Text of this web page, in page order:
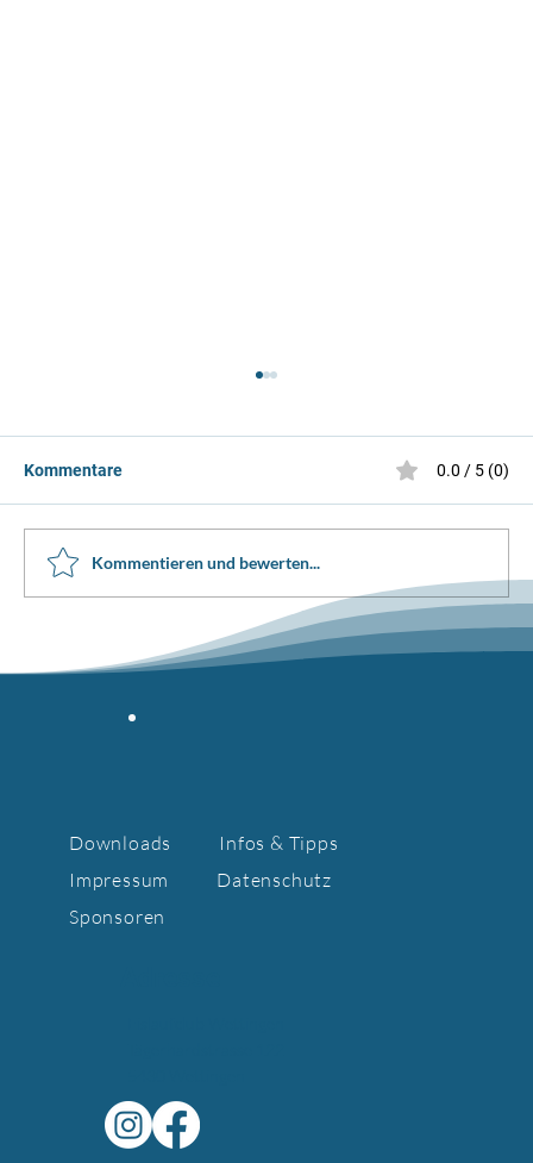
Sternlitest Februar 2026!
Kommentare 0.0 / 5 (0)
Kommentieren und bewerten...
Downloads
Infos & Tipps
Impressum
Datenschutz
Sponsoren